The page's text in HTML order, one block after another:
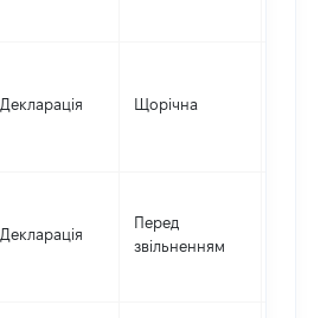
Декларація Щорічна
Декларація
Перед
звільненням